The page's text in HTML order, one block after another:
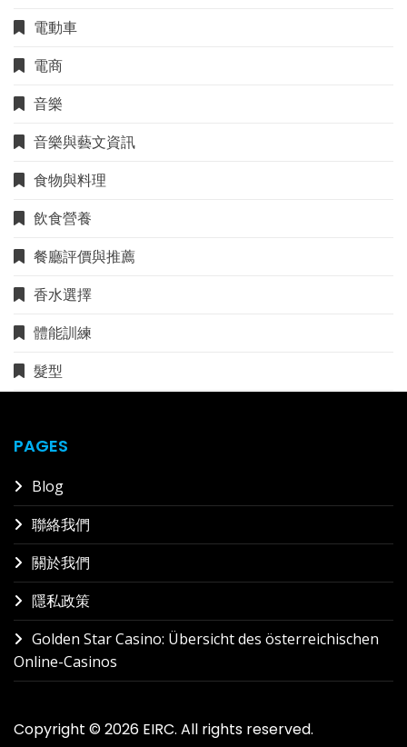
電動車
電商
音樂
音樂與藝文資訊
食物與料理
飲食營養
餐廳評價與推薦
香水選擇
體能訓練
髮型
PAGES
Blog
聯絡我們
關於我們
隱私政策
Golden Star Casino: Übersicht des österreichischen
Online-Casinos
Copyright © 2026 EIRC. All rights reserved.